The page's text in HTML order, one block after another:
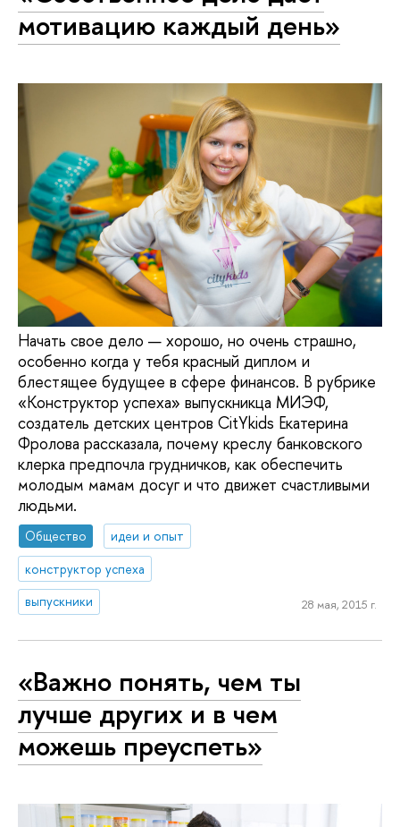
мотивацию каждый день»
Начать свое дело — хорошо, но очень страшно,
особенно когда у тебя красный диплом и
блестящее будущее в сфере финансов. В рубрике
«Конструктор успеха» выпускникца МИЭФ,
создатель детских центров CitYkids Екатерина
Фролова рассказала, почему креслу банковского
клерка предпочла грудничков, как обеспечить
молодым мамам досуг и что движет счастливыми
людьми.
Общество
идеи и опыт
конструктор успеха
выпускники
28 мая, 2015 г.
«Важно понять, чем ты
лучше других и в чем
можешь преуспеть»